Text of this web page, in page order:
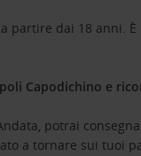
partire dai 18 anni.
Capodichino e
potrai
a tornare sui tuoi